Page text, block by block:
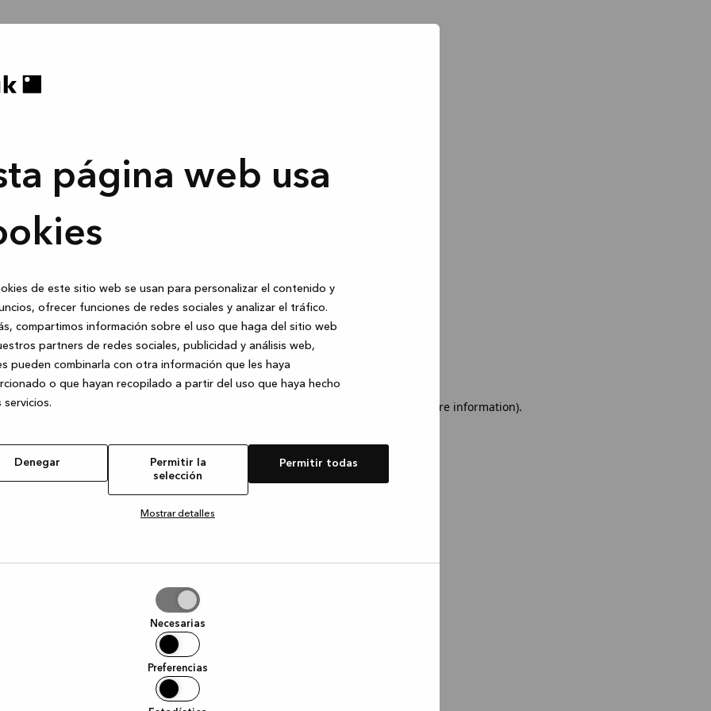
página web usa
de este sitio web se usan para personalizar el contenido y
ofrecer funciones de redes sociales y analizar el tráfico.
compartimos información sobre el uso que haga del sitio web
partners de redes sociales, publicidad y análisis web,
pueden combinarla con otra información que les haya
o que hayan recopilado a partir del uso que haya hecho
servicios.
Denegar
Permitir la
selección
Permitir todas
Mostrar detalles
Necesarias
Preferencias
has occurred (see the browser console for more information).